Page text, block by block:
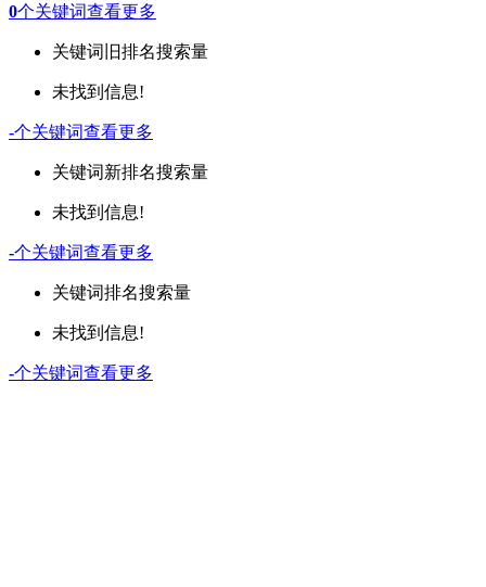
0个关键词查看更多
关键词 旧排名搜索量
未找到信息!
-个关键词查看更多
关键词新排名搜索量
未找到信息!
-个关键词查看更多
关键词排名搜索量
未找到信息!
-个关键词查看更多